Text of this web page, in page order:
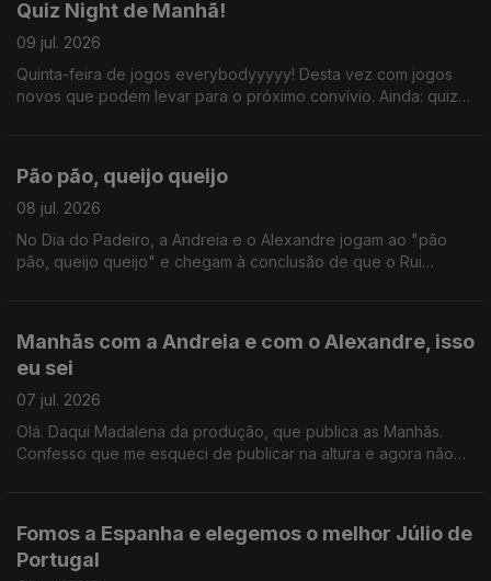
Quiz Night de Manhã!
09 jul. 2026
Quinta-feira de jogos everybodyyyyy! Desta vez com jogos
novos que podem levar para o próximo convívio. Ainda: quiz
Pão pão, queijo queijo
08 jul. 2026
No Dia do Padeiro, a Andreia e o Alexandre jogam ao "pão
pão, queijo queijo" e chegam à conclusão de que o Rui
Manhãs com a Andreia e com o Alexandre, isso
eu sei
07 jul. 2026
Olá. Daqui Madalena da produção, que publica as Manhãs.
Confesso que me esqueci de publicar na altura e agora não
Fomos a Espanha e elegemos o melhor Júlio de
Portugal